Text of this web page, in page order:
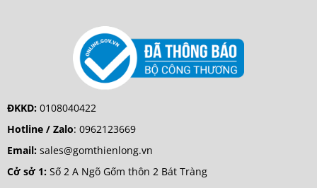
ĐKKD:0108040422
Hotline / Zalo: 0962123669
Email:sales@gomthienlong.vn
Cở sở 1:Số 2 A Ngõ Gốm thôn 2 Bát Tràng